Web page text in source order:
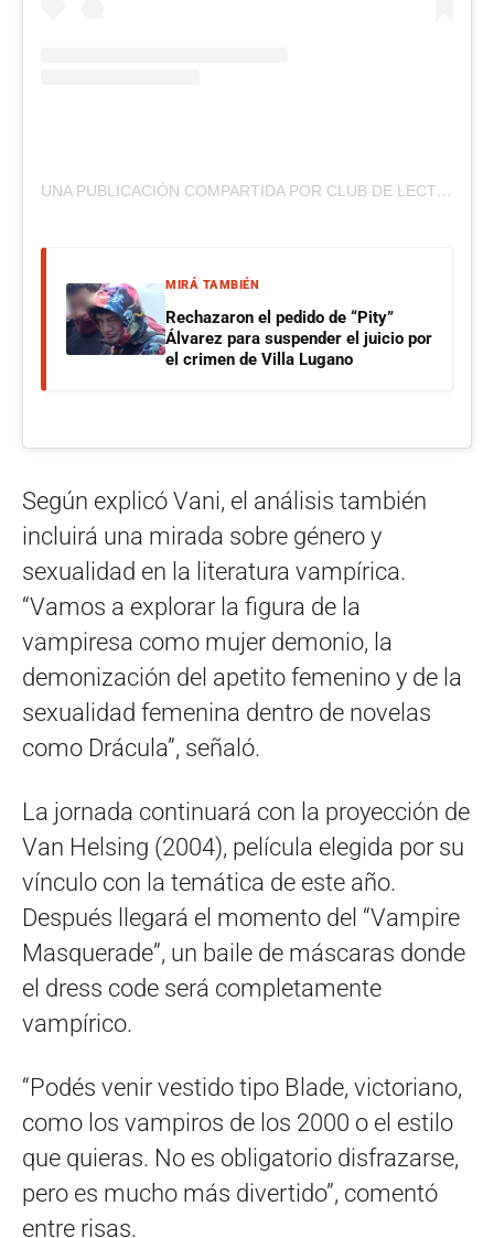
UNA PUBLICACIÓN COMPARTIDA POR CLUB DE LECTURA – CRÓNICAS CULTURALES (@CLUBDELECTURAVCP)
MIRÁ TAMBIÉN
Rechazaron el pedido de “Pity”
Álvarez para suspender el juicio por
el crimen de Villa Lugano
Según explicó Vani, el análisis también
incluirá una mirada sobre género y
sexualidad en la literatura vampírica.
“Vamos a explorar la figura de la
vampiresa como mujer demonio, la
demonización del apetito femenino y de la
sexualidad femenina dentro de novelas
como Drácula”, señaló.
La jornada continuará con la proyección de
Van Helsing (2004), película elegida por su
vínculo con la temática de este año.
Después llegará el momento del “Vampire
Masquerade”, un baile de máscaras donde
el dress code será completamente
vampírico.
“Podés venir vestido tipo Blade, victoriano,
como los vampiros de los 2000 o el estilo
que quieras. No es obligatorio disfrazarse,
pero es mucho más divertido”, comentó
entre risas.